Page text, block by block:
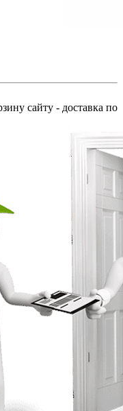
сайту - доставка по